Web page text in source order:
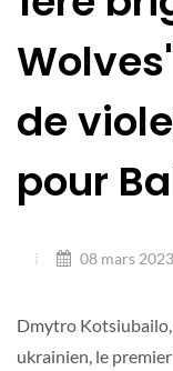
de
pour
08 mars 2023
Dmytro
ukrainien, le